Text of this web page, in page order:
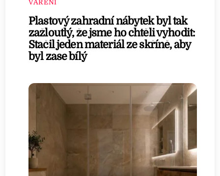
VAŘENÍ
Plastový zahradní nábytek byl tak
zažloutlý, že jsme ho chtěli vyhodit:
Stačil jeden materiál ze skříně, aby
byl zase bílý